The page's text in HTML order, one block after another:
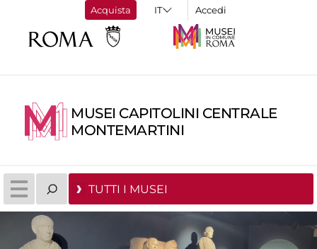
Acquista Accedi
MUSEI CAPITOLINI CENTRALE
MONTEMARTINI
TUTTI I MUSEI